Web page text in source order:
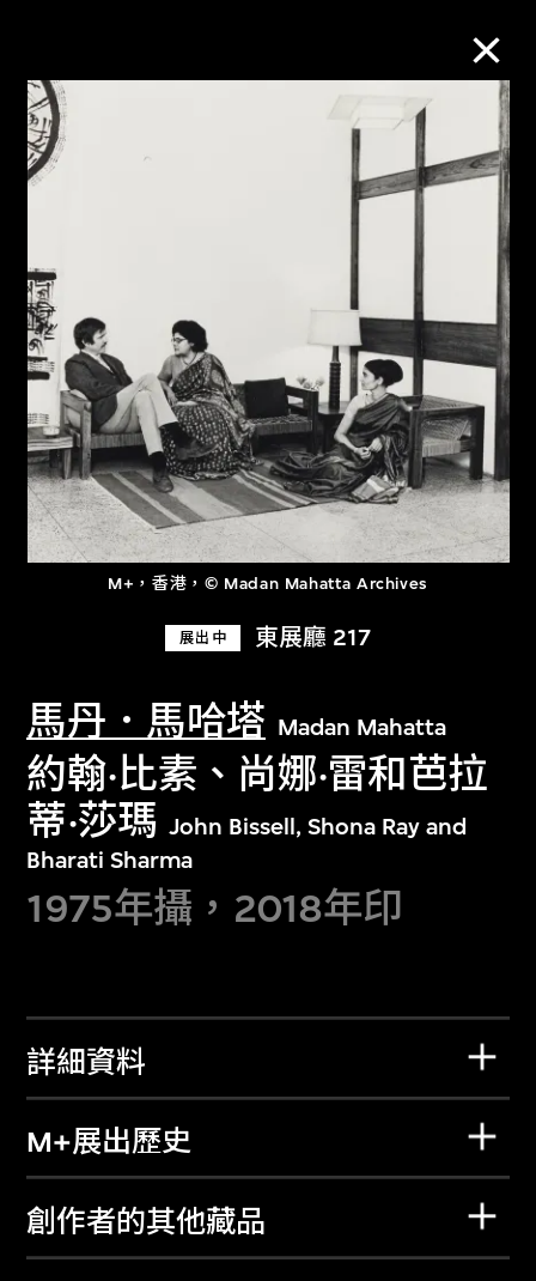
M+，香港，© Madan Mahatta Archives
展出中 東展廳 217
馬丹．馬哈塔 Madan Mahatta
約翰·比素、尚娜·雷和芭拉
蒂·莎瑪 John Bissell, Shona Ray and
Bharati Sharma
1975年攝，2018年印
詳細資料
M+展出歷史
創作者的其他藏品
M+藏品
搜索
關於M+藏品
探索世界頂級的二十及二十一世紀視覺
文化藏品。